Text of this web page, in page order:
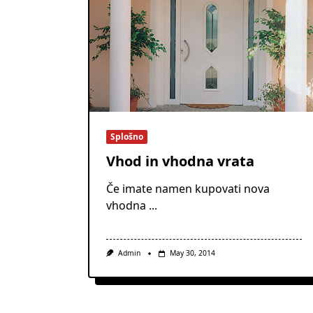
Splošno
Vhod in vhodna vrata
Če imate namen kupovati nova
vhodna ...
Admin May 30, 2014